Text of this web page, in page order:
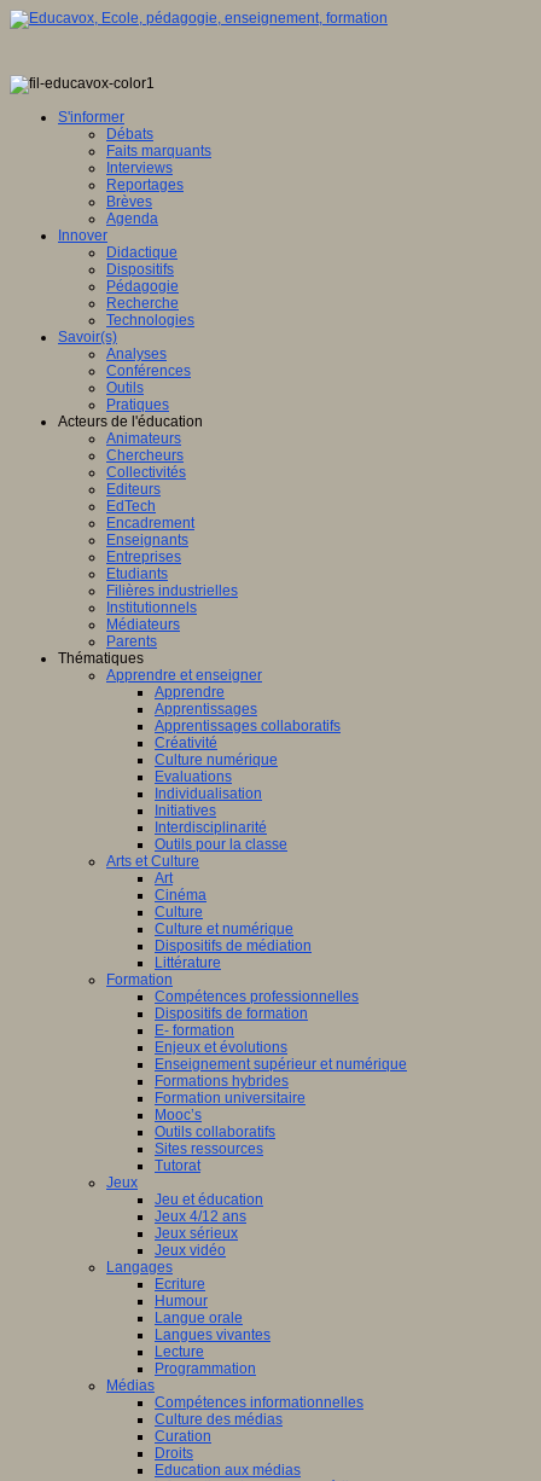
S'informer
Débats
Faits marquants
Interviews
Reportages
Brèves
Agenda
Innover
Didactique
Dispositifs
Pédagogie
Recherche
Technologies
Savoir(s)
Analyses
Conférences
Outils
Pratiques
Acteurs de l'éducation
Animateurs
Chercheurs
Collectivités
Editeurs
EdTech
Encadrement
Enseignants
Entreprises
Etudiants
Filières industrielles
Institutionnels
Médiateurs
Parents
Thématiques
Apprendre et enseigner
Apprendre
Apprentissages
Apprentissages collaboratifs
Créativité
Culture numérique
Evaluations
Individualisation
Initiatives
Interdisciplinarité
Outils pour la classe
Arts et Culture
Art
Cinéma
Culture
Culture et numérique
Dispositifs de médiation
Littérature
Formation
Compétences professionnelles
Dispositifs de formation
E- formation
Enjeux et évolutions
Enseignement supérieur et numérique
Formations hybrides
Formation universitaire
Mooc’s
Outils collaboratifs
Sites ressources
Tutorat
Jeux
Jeu et éducation
Jeux 4/12 ans
Jeux sérieux
Jeux vidéo
Langages
Ecriture
Humour
Langue orale
Langues vivantes
Lecture
Programmation
Médias
Compétences informationnelles
Culture des médias
Curation
Droits
Education aux médias